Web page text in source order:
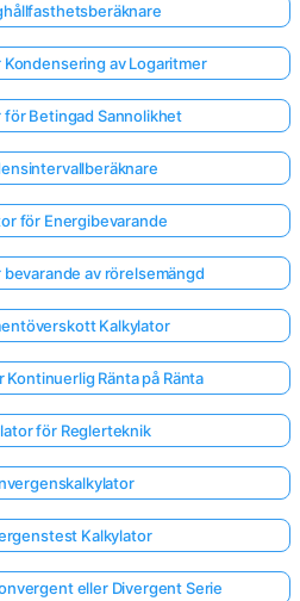
av Logaritmer
för Betingad Sannolikhet
för Energibevarande
av rörelsemängd
Kalkylator
Ränta på Ränta
för Reglerteknik
Kalkylator
eller Divergent Serie